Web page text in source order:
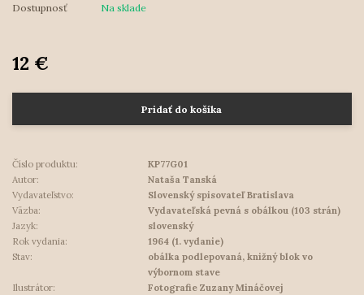
Dostupnosť Na sklade
12 €
Pridať do košíka
Číslo produktu:
KP77G01
Autor:
Nataša Tanská
Vydavateľstvo:
Slovenský spisovateľ Bratislava
Väzba:
Vydavateľská pevná s obálkou (103 strán)
Jazyk:
slovenský
Rok vydania:
1964 (1. vydanie)
Stav:
obálka podlepovaná, knižný blok vo
výbornom stave
Ilustrátor:
Fotografie Zuzany Mináčovej